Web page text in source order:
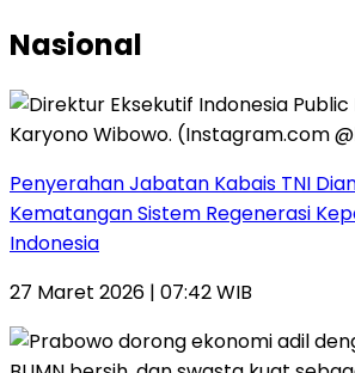
Nasional
Penyerahan Jabatan Kabais TNI
Kematangan Sistem Regenerasi
Indonesia
27 Maret 2026 | 07:42 WIB